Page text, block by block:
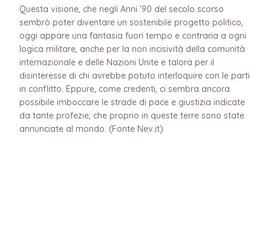
Questa visione, che negli Anni ’90 del secolo scorso
sembrò poter diventare un sostenibile progetto politico,
oggi appare una fantasia fuori tempo e contraria a ogni
logica militare, anche per la non incisività della comunità
internazionale e delle Nazioni Unite e talora per il
disinteresse di chi avrebbe potuto interloquire con le parti
in conflitto. Eppure, come credenti, ci sembra ancora
possibile imboccare le strade di pace e giustizia indicate
da tante profezie, che proprio in queste terre sono state
annunciate al mondo. (Fonte Nev.it)